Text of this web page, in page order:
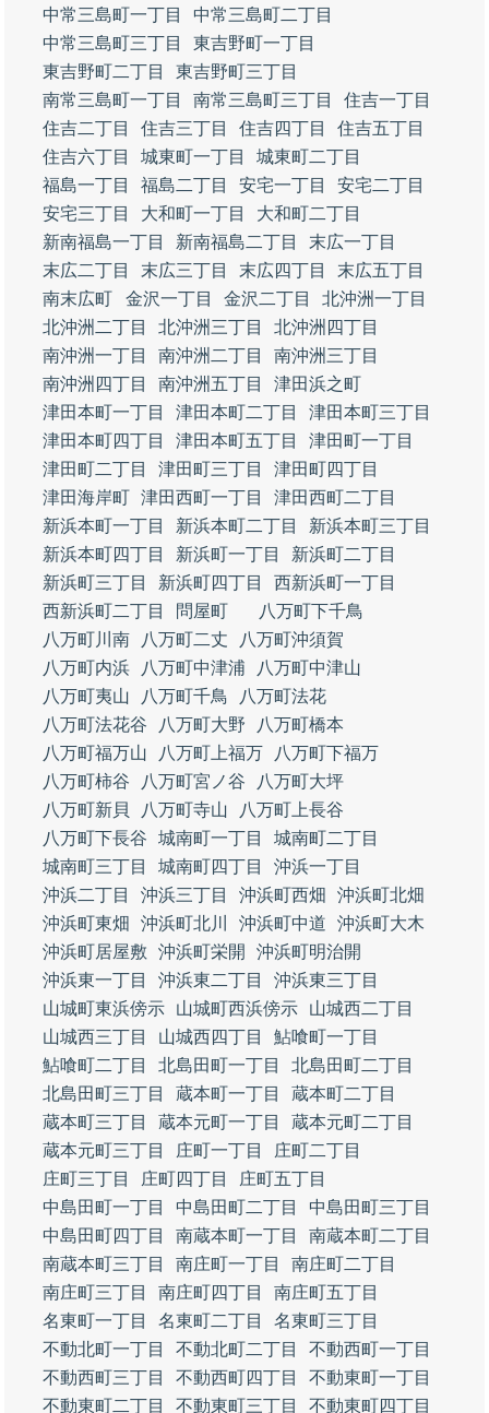
中常三島町一丁目
中常三島町二丁目
中常三島町三丁目
東吉野町一丁目
東吉野町二丁目
東吉野町三丁目
南常三島町一丁目
南常三島町三丁目
住吉一丁目
住吉二丁目
住吉三丁目 住吉四丁目
住吉五丁目
住吉六丁目
城東町一丁目
城東町二丁目
福島一丁目
福島二丁目 安宅一丁目
安宅二丁目
安宅三丁目
大和町一丁目
大和町二丁目
新南福島一丁目
新南福島二丁目
末広一丁目
末広二丁目
末広三丁目 末広四丁目
末広五丁目
南末広町
金沢一丁目 金沢二丁目
北沖洲一丁目
北沖洲二丁目
北沖洲三丁目
北沖洲四丁目
南沖洲一丁目
南沖洲二丁目
南沖洲三丁目
南沖洲四丁目
南沖洲五丁目
津田浜之町
津田本町一丁目
津田本町二丁目
津田本町三丁目
津田本町四丁目
津田本町五丁目
津田町一丁目
津田町二丁目
津田町三丁目
津田町四丁目
津田海岸町 津田西町一丁目
津田西町二丁目
新浜本町一丁目
新浜本町二丁目
新浜本町三丁目
新浜本町四丁目
新浜町一丁目
新浜町二丁目
新浜町三丁目
新浜町四丁目
西新浜町一丁目
西新浜町二丁目
問屋町
八万町下千鳥
八万町川南
八万町二丈
八万町沖須賀
八万町内浜
八万町中津浦
八万町中津山
八万町夷山
八万町千鳥
八万町法花
八万町法花谷
八万町大野
八万町橋本
八万町福万山
八万町上福万
八万町下福万
八万町柿谷
八万町宮ノ谷
八万町大坪
八万町新貝
八万町寺山
八万町上長谷
八万町下長谷
城南町一丁目
城南町二丁目
城南町三丁目
城南町四丁目
沖浜一丁目
沖浜二丁目
沖浜三丁目 沖浜町西畑
沖浜町北畑
沖浜町東畑
沖浜町北川 沖浜町中道
沖浜町大木
沖浜町居屋敷
沖浜町栄開
沖浜町明治開
沖浜東一丁目
沖浜東二丁目
沖浜東三丁目
山城町東浜傍示
山城町西浜傍示
山城西二丁目
山城西三丁目
山城西四丁目
鮎喰町一丁目
鮎喰町二丁目
北島田町一丁目
北島田町二丁目
北島田町三丁目
蔵本町一丁目
蔵本町二丁目
蔵本町三丁目
蔵本元町一丁目
蔵本元町二丁目
蔵本元町三丁目
庄町一丁目
庄町二丁目
庄町三丁目
庄町四丁目
庄町五丁目
中島田町一丁目
中島田町二丁目
中島田町三丁目
中島田町四丁目
南蔵本町一丁目
南蔵本町二丁目
南蔵本町三丁目
南庄町一丁目
南庄町二丁目
南庄町三丁目
南庄町四丁目
南庄町五丁目
名東町一丁目
名東町二丁目
名東町三丁目
不動北町一丁目
不動北町二丁目
不動西町一丁目
不動西町三丁目
不動西町四丁目
不動東町一丁目
不動東町二丁目
不動東町三丁目 不動東町四丁目